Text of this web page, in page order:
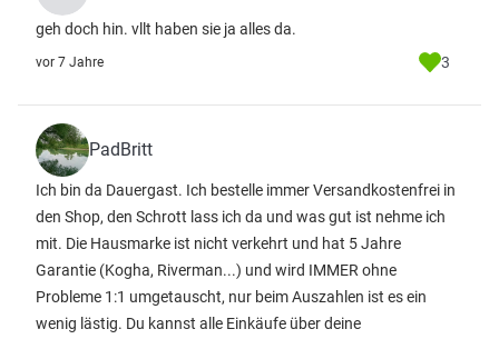
geh doch hin. vllt haben sie ja alles da.
vor 7 Jahre 3
PadBritt
Ich bin da Dauergast. Ich bestelle immer Versandkostenfrei in
den Shop, den Schrott lass ich da und was gut ist nehme ich
mit. Die Hausmarke ist nicht verkehrt und hat 5 Jahre
Garantie (Kogha, Riverman...) und wird IMMER ohne
Probleme 1:1 umgetauscht, nur beim Auszahlen ist es ein
wenig lästig. Du kannst alle Einkäufe über deine